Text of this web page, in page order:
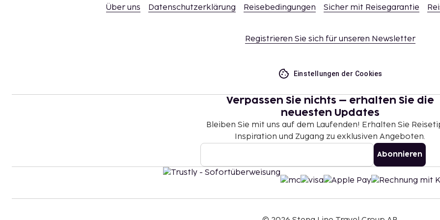
Über uns Datenschutzerklärung Reisebedingungen Sicher mit Reisegarantie
Registrieren Sie sich für unseren Newsletter
Einstellungen der Cookies
Verpassen Sie nichts – erhalten Sie die
neuesten Updates
Bleiben Sie mit uns auf dem Laufenden! Erhalten Sie
Inspiration und Zugang zu exklusiven Angeboten.
Abonnieren